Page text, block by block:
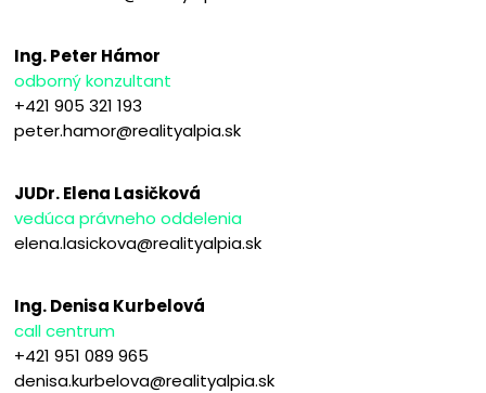
Ing. Peter Hámor
odborný konzultant
+421 905 321 193
peter.hamor@realityalpia.sk
JUDr. Elena Lasičková
vedúca právneho oddelenia
elena.lasickova@realityalpia.sk
Ing. Denisa Kurbelová
call centrum
+421 951 089 965
denisa.kurbelova@realityalpia.sk